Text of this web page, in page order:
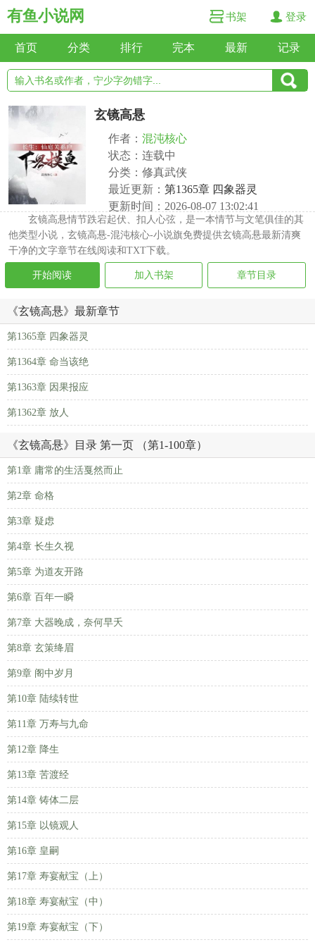
有鱼小说网 书架 登录
首页 分类 排行 完本 最新 记录
玄镜高悬
作者： 混沌核心
状态：连载中
分类：修真武侠
最近更新： 第1365章 四象器灵
更新时间：2026-08-07 13:02:41
玄镜高悬情节跌宕起伏、扣人心弦，是一本情节与文笔俱佳的其
他类型小说，玄镜高悬-混沌核心-小说旗免费提供玄镜高悬最新清爽
干净的文字章节在线阅读和TXT下载。
开始阅读 加入书架 章节目录
《玄镜高悬》最新章节
第1365章 四象器灵
第1364章 命当该绝
第1363章 因果报应
第1362章 放人
《玄镜高悬》目录 第一页 （第1-100章）
第1章 庸常的生活戛然而止
第2章 命格
第3章 疑虑
第4章 长生久视
第5章 为道友开路
第6章 百年一瞬
第7章 大器晚成，奈何早夭
第8章 玄策绛眉
第9章 阁中岁月
第10章 陆续转世
第11章 万寿与九命
第12章 降生
第13章 苦渡经
第14章 铸体二层
第15章 以镜观人
第16章 皇嗣
第17章 寿宴献宝（上）
第18章 寿宴献宝（中）
第19章 寿宴献宝（下）